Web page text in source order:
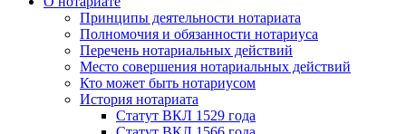
Принципы деятельности нотариата
Полномочия и обязанности нотариуса
Перечень нотариальных действий
Место совершения нотариальных действий
Кто может быть нотариусом
История нотариата
Статут ВКЛ 1529 года